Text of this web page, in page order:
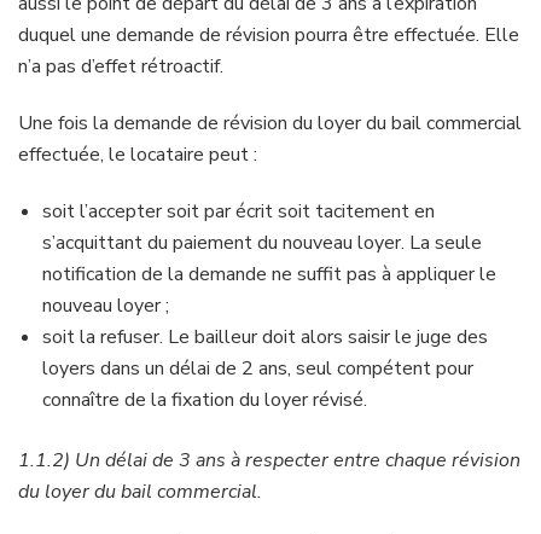
duquel une demande de révision pourra être effectuée. Elle
n’a pas d’effet rétroactif.
Une fois la demande de révision du loyer du bail commercial
effectuée, le locataire peut :
soit l’accepter soit par écrit soit tacitement en
s’acquittant du paiement du nouveau loyer. La seule
notification de la demande ne suffit pas à appliquer le
nouveau loyer ;
soit la refuser. Le bailleur doit alors saisir le juge des
loyers dans un délai de 2 ans, seul compétent pour
connaître de la fixation du loyer révisé.
1.1.2) Un délai de 3 ans à respecter entre chaque révision
du loyer du bail commercial.